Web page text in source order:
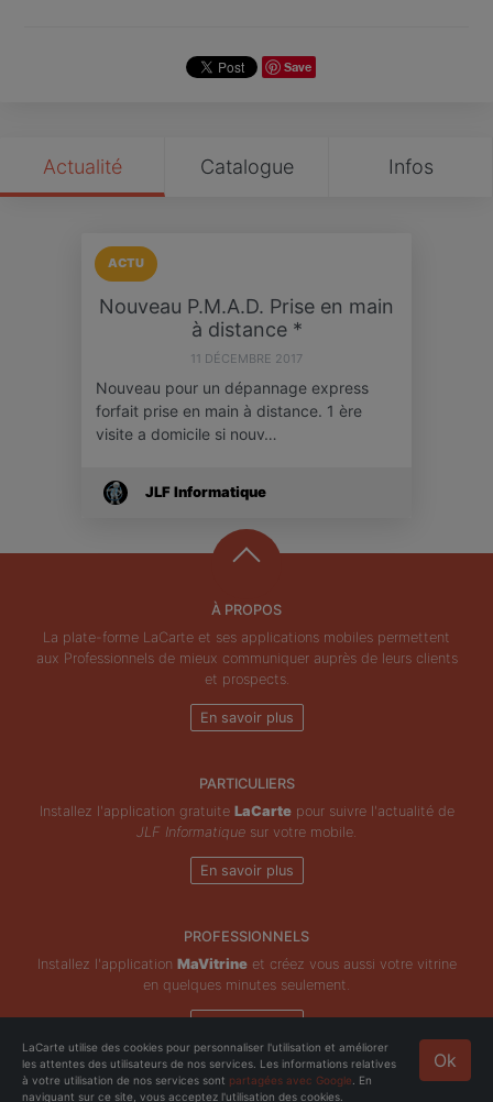
Save
Actualité Catalogue Infos
ACTU
Nouveau P.M.A.D. Prise en main
à distance *
11 DÉCEMBRE 2017
Nouveau pour un dépannage express
forfait prise en main à distance. 1 ère
visite a domicile si nouv…
JLF Informatique
À PROPOS
La plate-forme LaCarte et ses applications mobiles permettent
aux Professionnels de mieux communiquer auprès de leurs clients
et prospects.
En savoir plus
PARTICULIERS
Installez l'application gratuite LaCartepour suivre l'actualité de
JLF Informatique sur votre mobile.
En savoir plus
PROFESSIONNELS
Installez l'application MaVitrineet créez vous aussi votre vitrine
en quelques minutes seulement.
En savoir plus
Copyright © ZeMAP 2026 - Tous droits réservés. Ok
LaCarte utilise des cookies pour personnaliser l'utilisation et améliorer
les attentes des utilisateurs de nos services. Les informations relatives
à votre utilisation de nos services sont partagées avec Google . En
naviguant sur ce site, vous acceptez l'utilisation des cookies.